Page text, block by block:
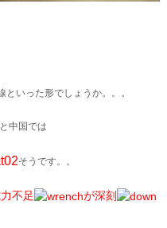
といった形でしょうか。。。
中国では
そうです。。
不足 が深刻